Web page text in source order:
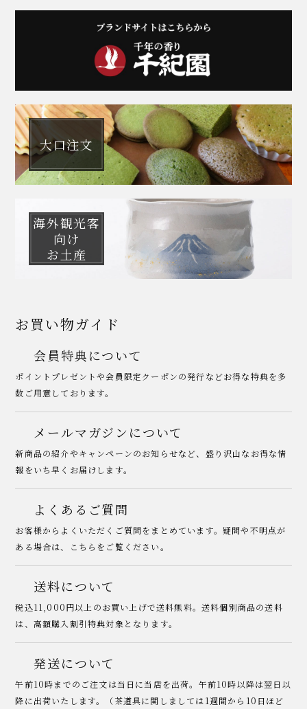
大口注文
海外観光客
向け
お土産
お買い物ガイド
会員特典について
ポイントプレゼントや会員限定クーポンの発行などお得な特典を多
数ご用意しております。
メールマガジンについて
新商品の紹介やキャンペーンのお知らせなど、盛り沢山なお得な情
報をいち早くお届けします。
よくあるご質問
お客様からよくいただくご質問をまとめています。疑問や不明点が
ある場合は、こちらをご覧ください。
送料について
税込11,000円以上のお買い上げで送料無料。送料個別商品の送料
は、高額購入割引特典対象となります。
発送について
午前10時までのご注文は当日に当店を出荷。午前10時以降は翌日以
降に出荷いたします。（茶道具に関しましては1週間から10日ほど